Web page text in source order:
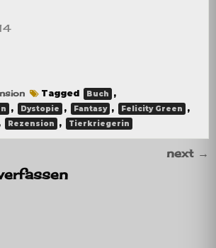
Tagged Buch ,
, Dystopie , Fantasy , Felicity Green ,
Rezension , Tierkriegerin
next →